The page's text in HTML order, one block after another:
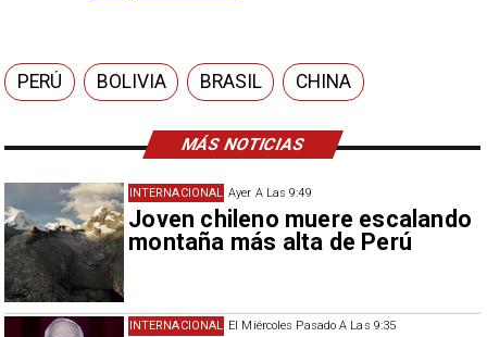
MÁS NOTICIAS
Ayer A Las 9:49
Joven chileno muere escalando
montaña más alta de Perú
INTERNACIONAL
El Miércoles Pasado A Las 9:35
INTERNACIONAL
PERÚ BOLIVIA BRASIL CHINA